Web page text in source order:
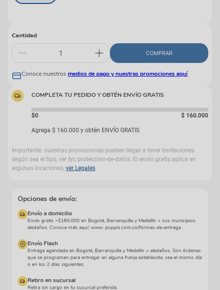
Cantidad
COMPRAR
Conoce nuestros medios de pago y nuestras promociones aquí
COMPLETA TU PEDIDO Y OBTÉN ENVÍO GRATIS
$0 $ 160.000
Agrega $ 160.000 y obtén ENVÍO GRATIS
Importante: nuestras promociones pueden llegar a tener limitaciones
según sea el tipo, ver tyc proteccion-de-datos. El envío gratis aplica en
algunas locaciones, ver Legales
Opciones de envío:
Envío a domicilio
Envío gratis >$160.000 en Bogotá, Barranquilla y Medellín + sus municipios
aledaños. Conoce más aquí: www. puppis.com.co/formas-de-entrega.
Envío Flash
Entrega agendada en Bogotá, Barranquilla y Medellín + aledaños. Son órdenes
que se programan para entregar en alguna franja establecida, sea el mismo día
o en los 2 días siguientes.
Retiro en sucursal
Retira sin cargo en tu sucursal preferida.